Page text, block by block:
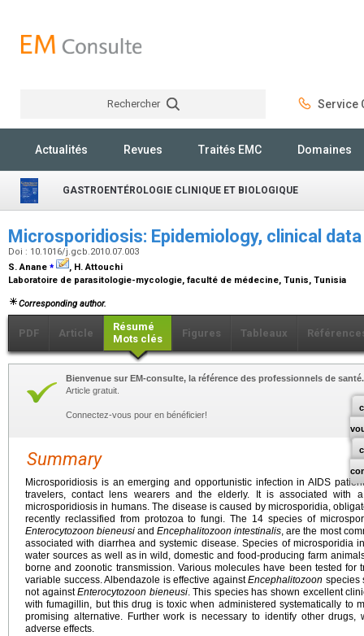
Rechercher Service
Actualités Revues Traités EMC Domaines
GASTROENTÉROLOGIE CLINIQUE ET BIOLOGIQUE
Microsporidiosis: Epidemiology, clinical
Doi : 10.1016/j.gcb.2010.07.003
S. Anane ⁎
, H. Attouchi
Laboratoire de parasitologie-mycologie, faculté de médecine, Tunis, Tunisia
Corresponding author.
PDF Article
Résumé
Mots clés
Figures Tableaux
Bienvenue sur EM-consulte, la référence des professionnels de santé.
Article gratuit.
Connectez-vous pour en bénéficier!
Summary
Microsporidiosis is an emerging and opportunistic infection in AIDS
travelers, contact lens wearers and the elderly. It is associated with
microsporidiosis in humans. The disease is caused by microsporidia,
recently reclassified from protozoa to fungi. The 14 species of
Enterocytozoon bieneusi andEncephalitozoon intestinalis, are the most
associated with diarrhea and systemic disease. Species of microsporidia
water sources as well as in wild, domestic and food-producing farm
borne and zoonotic transmission. Various molecules have been tested for
variable success. Albendazole is effective againstEncephalitozoon species
not againstEnterocytozoon bieneusi. This species has shown excellent
with fumagillin, but this drug is toxic when administered systematically to
promising alternative. Further work is necessary to identify other
adverse effects.